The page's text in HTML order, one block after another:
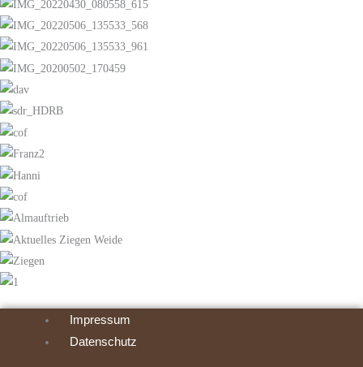
Impressum
Datenschutz